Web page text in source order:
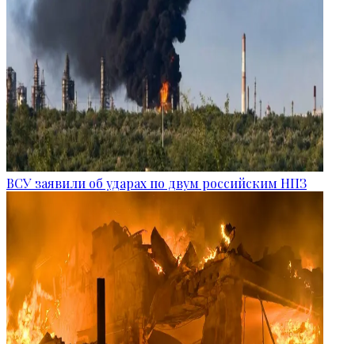
ВСУ заявили об ударах по двум российским НПЗ